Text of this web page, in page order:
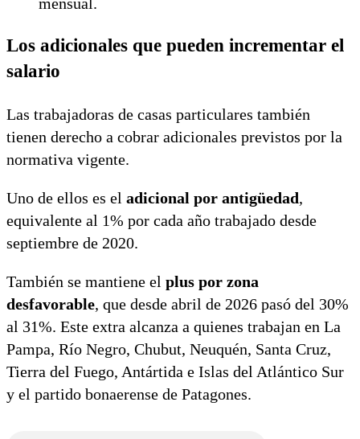
Los adicionales que pueden incrementar el
salario
Las trabajadoras de casas particulares también
tienen derecho a cobrar adicionales previstos por la
normativa vigente.
Uno de ellos es el adicional por antigüedad,
equivalente al 1% por cada año trabajado desde
septiembre de 2020.
También se mantiene el plus por zona
desfavorable, que desde abril de 2026 pasó del 30%
al 31%. Este extra alcanza a quienes trabajan en La
Pampa, Río Negro, Chubut, Neuquén, Santa Cruz,
Tierra del Fuego, Antártida e Islas del Atlántico Sur
y el partido bonaerense de Patagones.